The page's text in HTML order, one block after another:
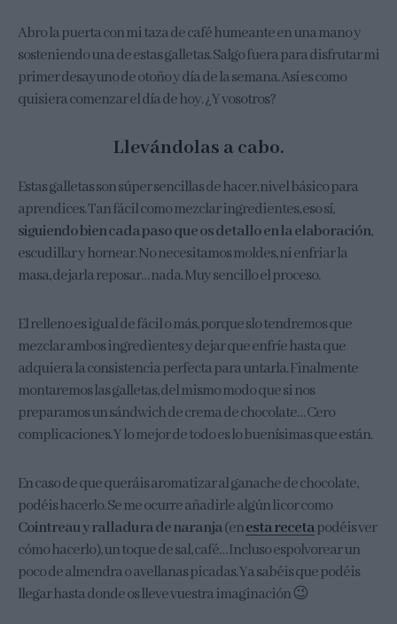
Abro la puerta con mi taza de café humeante en una mano y
sosteniendo una de estas galletas. Salgo fuera para disfrutar mi
primer desayuno de otoño y día de la semana. Así es como
quisiera comenzar el día de hoy. ¿Y vosotros?
Llevándolas a cabo.
Estas galletas son súper sencillas de hacer, nivel básico para
aprendices. Tan fácil como mezclar ingredientes, eso sí,
siguiendo bien cada paso que os detallo en la elaboración,
escudillar y hornear. No necesitamos moldes, ni enfriar la
masa, dejarla reposar… nada. Muy sencillo el proceso.
El relleno es igual de fácil o más, porque slo tendremos que
mezclar ambos ingredientes y dejar que enfríe hasta que
adquiera la consistencia perfecta para untarla. Finalmente
montaremos las galletas, del mismo modo que si nos
preparamos un sándwich de crema de chocolate… Cero
complicaciones. Y lo mejor de todo es lo buenísimas que están.
En caso de que queráis aromatizar al ganache de chocolate,
podéis hacerlo. Se me ocurre añadirle algún licor como
Cointreau y ralladura de naranja(enesta recetapodéis ver
cómo hacerlo), un toque de sal, café… Incluso espolvorear un
poco de almendra o avellanas picadas. Ya sabéis que podéis
llegar hasta donde os lleve vuestra imaginación 😉